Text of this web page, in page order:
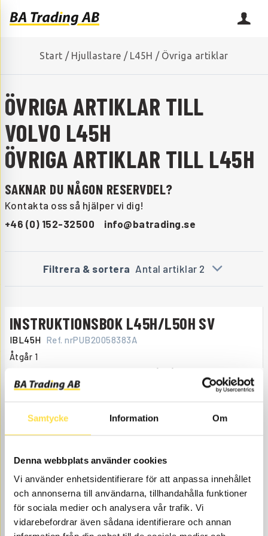
Samtycke Information Om
Denna webbplats använder cookies
Vi använder enhetsidentifierare för att anpassa innehållet
och annonserna till användarna, tillhandahålla funktioner
för sociala medier och analysera vår trafik. Vi
vidarebefordrar även sådana identifierare och annan
Start / Hjullastare / L45H / Övriga artiklar
ÖVRIGA ARTIKLAR TILL
VOLVO L45H
ÖVRIGA ARTIKLAR TILL L45H
SAKNAR DU NÅGON RESERVDEL?
Kontakta oss så hjälper vi dig!
+46 (0) 152-32500
info@batrading.se
Filtrera & sortera Antal artiklar 2
INSTRUKTIONSBOK L45H/L50H SV
IBL45H Ref. nrPUB20058383A
Åtgår 1
Pris exkl.
775.00
Webblager